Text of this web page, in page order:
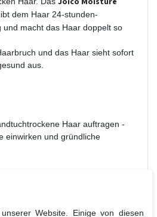
dem Haar 24-stunden-
und macht das Haar doppelt so
und das Haar sieht sofort
aus.
Haar auftragen -
einwirken und gründliche
Release Technology ist ein
Die Wirkstoffe Arginin,
Website. Einige von diesen